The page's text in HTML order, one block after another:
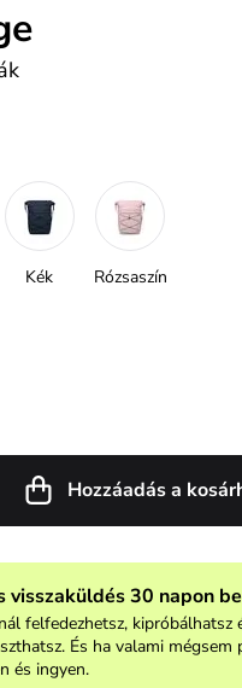
Kék Rózsaszín
Hozzáadás a
visszaküldés 30 napon
felfedezhetsz, kipróbálhatsz
És ha valami mégsem
és ingyen.